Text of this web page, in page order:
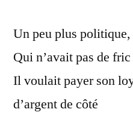
Un peu plus
Qui n’avait pas de
Il voulait payer son
d’argent de côté